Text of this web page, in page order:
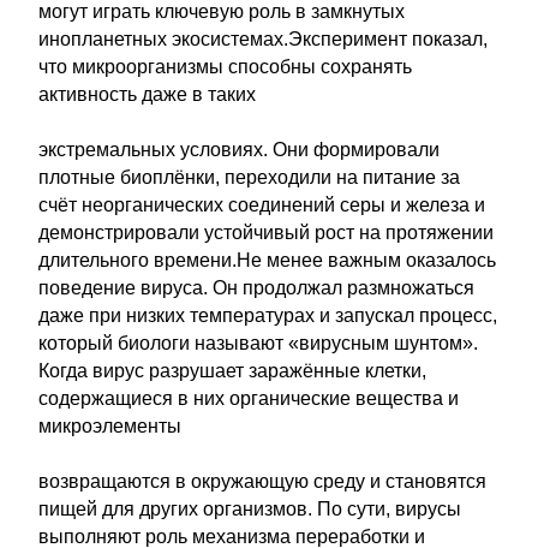
могут играть ключевую роль в замкнутых
инопланетных экосистемах.Эксперимент показал,
что микроорганизмы способны сохранять
активность даже в таких
экстремальных условиях. Они формировали
плотные биоплёнки, переходили на питание за
счёт неорганических соединений серы и железа и
демонстрировали устойчивый рост на протяжении
длительного времени.Не менее важным оказалось
поведение вируса. Он продолжал размножаться
даже при низких температурах и запускал процесс,
который биологи называют «вирусным шунтом».
Когда вирус разрушает заражённые клетки,
содержащиеся в них органические вещества и
микроэлементы
возвращаются в окружающую среду и становятся
пищей для других организмов. По сути, вирусы
выполняют роль механизма переработки и